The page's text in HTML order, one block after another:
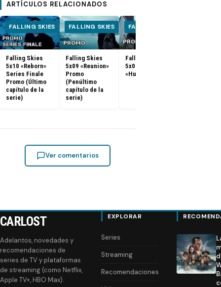
ARTÍCULOS RELACIONADOS
FALLING SKIES
Falling Skies
5x10 «Reborn»
Series Finale
Promo (Último
capítulo de la
serie)
FALLING SKIES
Falling Skies
5x09 «Reunion»
Promo
(Penúltimo
capítulo de la
serie)
FALLING SKIES
Falling Skies
5x02 Promo
«Hunger Pains»
Ver comentarios
CARLOST
Adelantos, novedades y
recomendaciones de
series de TV y plataformas
de streaming (como Netflix,
Apple TV+, HBO Max).
EXPLORAR
Series
Streaming
Recomendaciones